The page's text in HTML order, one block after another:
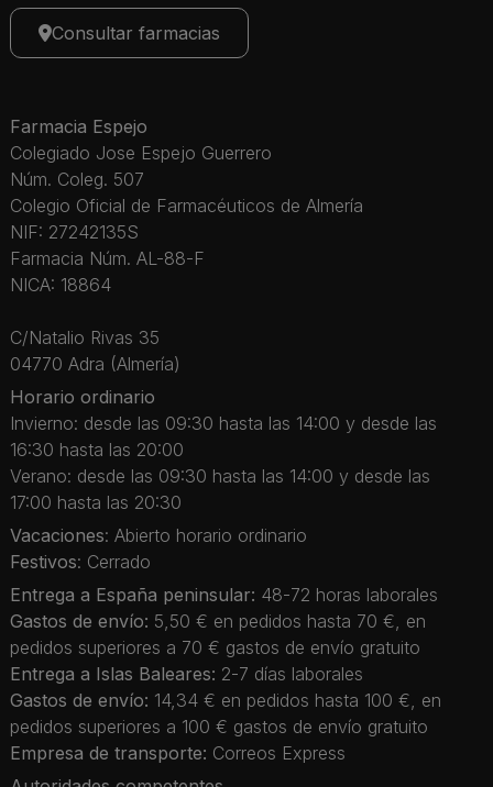
Consultar farmacias
Farmacia Espejo
Colegiado Jose Espejo Guerrero
Núm. Coleg. 507
Colegio Oficial de Farmacéuticos de Almería
NIF: 27242135S
Farmacia Núm. AL-88-F
NICA: 18864
C/Natalio Rivas 35
04770 Adra (Almería)
Horario ordinario
Invierno: desde las 09:30 hasta las 14:00 y desde las
16:30 hasta las 20:00
Verano: desde las 09:30 hasta las 14:00 y desde las
17:00 hasta las 20:30
Vacaciones: Abierto horario ordinario
Festivos: Cerrado
Entrega a España peninsular: 48-72 horas laborales
Gastos de envío: 5,50 € en pedidos hasta 70 €, en
pedidos superiores a 70 € gastos de envío gratuito
Entrega a Islas Baleares: 2-7 días laborales
Gastos de envío: 14,34 € en pedidos hasta 100 €, en
pedidos superiores a 100 € gastos de envío gratuito
Empresa de transporte: Correos Express